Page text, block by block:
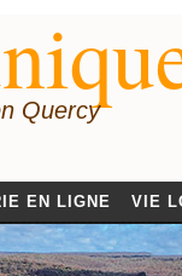
Quercy
EN LIGNE VIE